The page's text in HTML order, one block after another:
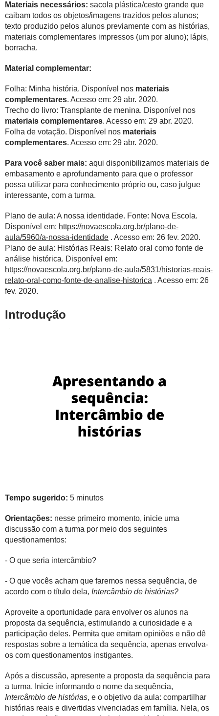
Materiais necessários: sacola plástica/cesto grande que
caibam todos os objetos/imagens trazidos pelos alunos;
texto produzido pelos alunos previamente com as histórias,
materiais complementares impressos (um por aluno); lápis,
borracha.
Material complementar:
Folha: Minha história. Disponível nos materiais
complementares. Acesso em: 29 abr. 2020.
Trecho do livro: Transplante de menina. Disponível nos
materiais complementares. Acesso em: 29 abr. 2020.
Folha de votação. Disponível nos materiais
complementares. Acesso em: 29 abr. 2020.
Para você saber mais: aqui disponibilizamos materiais de
embasamento e aprofundamento para que o professor
possa utilizar para conhecimento próprio ou, caso julgue
interessante, com a turma.
Plano de aula: A nossa identidade. Fonte: Nova Escola.
Disponível em: https://novaescola.org.br/plano-de-
aula/5960/a-nossa-identidade . Acesso em: 26 fev. 2020.
Plano de aula: Histórias Reais: Relato oral como fonte de
análise histórica. Disponível em:
https://novaescola.org.br/plano-de-aula/5831/historias-reais-
relato-oral-como-fonte-de-analise-historica . Acesso em: 26
fev. 2020.
Introdução
Tempo sugerido: 5 minutos
Orientações: nesse primeiro momento, inicie uma
discussão com a turma por meio dos seguintes
questionamentos:
- O que seria intercâmbio?
- O que vocês acham que faremos nessa sequência, de
acordo com o título dela, Intercâmbio de histórias?
Aproveite a oportunidade para envolver os alunos na
proposta da sequência, estimulando a curiosidade e a
participação deles. Permita que emitam opiniões e não dê
respostas sobre a temática da sequência, apenas envolva-
os com questionamentos instigantes.
Após a discussão, apresente a proposta da sequência para
a turma. Inicie informando o nome da sequência,
Intercâmbio de histórias, e o objetivo da aula: compartilhar
histórias reais e divertidas vivenciadas em família. Nela, os